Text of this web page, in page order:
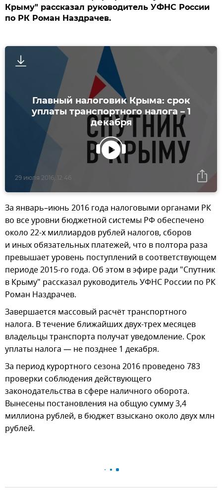
Крыму" рассказал руководитель УФНС России
по РК Роман Наздрачев.
Главный налоговик Крыма: срок
уплаты транспортного налога – 1
декабря
29 июля 2016, 12:46
За январь–июнь 2016 года налоговыми органами РК
во все уровни бюджетной системы РФ обеспечено
около 22-х миллиардов рублей налогов, сборов
и иных обязательных платежей, что в полтора раза
превышает уровень поступлений в соответствующем
периоде 2015-го года. Об этом в эфире ради "Спутник
в Крыму" рассказал руководитель УФНС России по РК
Роман Наздрачев.
Завершается массовый расчёт транспортного
налога. В течение ближайших двух-трех месяцев
владельцы транспорта получат уведомление. Срок
уплаты налога — не позднее 1 декабря.
За период курортного сезона 2016 проведено 783
проверки соблюдения действующего
законодательства в сфере наличного оборота.
Вынесены постановления на общую сумму 3,4
миллиона рублей, в бюджет взыскано около двух млн
рублей.